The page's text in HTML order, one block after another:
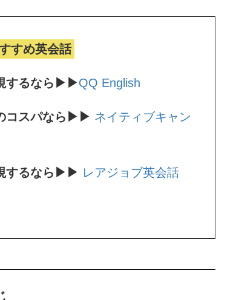
すめ英会話
するなら▶▶QQ English
コスパなら▶▶ ネイティブキャン
するなら▶▶ レアジョブ英会話